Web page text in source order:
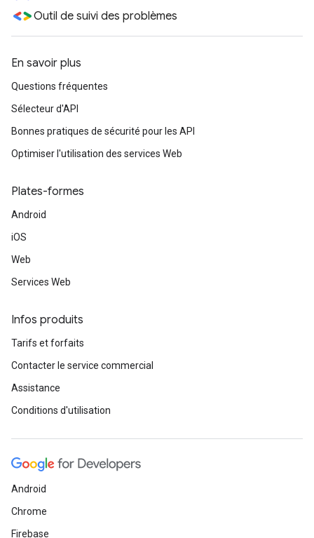
Outil de suivi des problèmes
En savoir plus
Questions fréquentes
Sélecteur d'API
Bonnes pratiques de sécurité pour les API
Optimiser l'utilisation des services Web
Plates-formes
Android
iOS
Web
Services Web
Infos produits
Tarifs et forfaits
Contacter le service commercial
Assistance
Conditions d'utilisation
Android
Chrome
Firebase